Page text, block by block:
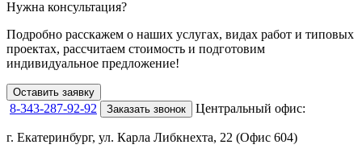
Нужна консультация?
Подробно расскажем о наших услугах, видах работ и типовых
проектах, рассчитаем стоимость и подготовим
индивидуальное предложение!
Оставить заявку
8-343-287-92-92 Заказать звонок Центральный офис:
г. Екатеринбург, ул. Карла Либкнехта, 22 (Офис 604)